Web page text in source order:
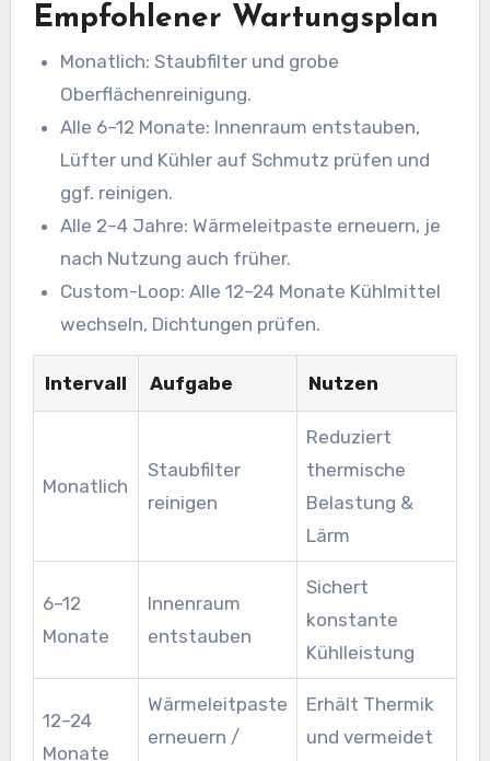
Empfohlener Wartungsplan
Monatlich: Staubfilter und grobe
Oberflächenreinigung.
Alle 6–12 Monate: Innenraum entstauben,
Lüfter und Kühler auf Schmutz prüfen und
ggf. reinigen.
Alle 2–4 Jahre: Wärmeleitpaste erneuern, je
nach Nutzung auch früher.
Custom-Loop: Alle 12–24 Monate Kühlmittel
wechseln, Dichtungen prüfen.
Intervall Aufgabe Nutzen
Monatlich
Staubfilter
reinigen
Reduziert
thermische
Belastung &
Lärm
6–12
Monate
Innenraum
entstauben
Sichert
konstante
Kühlleistung
12–24
Monate
Wärmeleitpaste
erneuern /
Erhält Thermik
und vermeidet